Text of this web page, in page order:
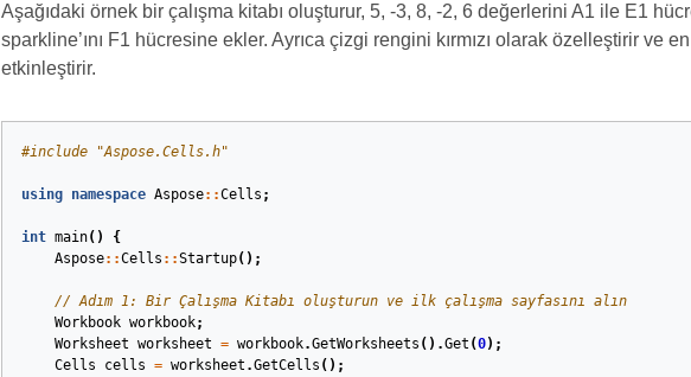
Aşağıdaki örnek bir çalışma kitabı oluşturur, 5, -3, 8, -2, 6 değerlerini A1 ile E1
sparkline’ını F1 hücresine ekler. Ayrıca çizgi rengini kırmızı olarak özelleştirir
etkinleştirir.
#include "Aspose.Cells.h"
using namespace Aspose::Cells ;
int main()
{
Aspose::Cells ::Startup();
// Adım 1: Bir Çalışma Kitabı oluşturun ve ilk çalışma sayfasını alın
Workbook workbook;
Worksheet worksheet = workbook.GetWorksheets ().Get (0);
Cells
cells = worksheet .GetCells ();